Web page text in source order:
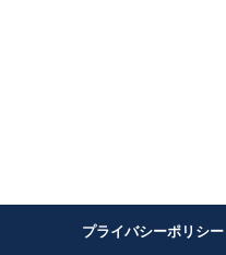
プライバシーポリシー